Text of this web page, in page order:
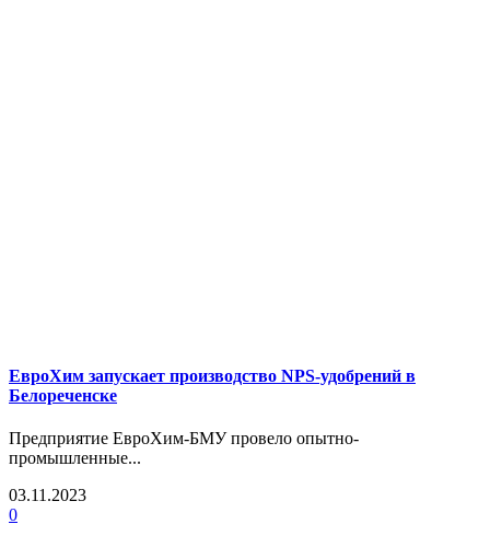
ЕвроХим запускает производство NPS-удобрений в
Белореченске
Предприятие ЕвроХим-БМУ провело опытно-
промышленные...
03.11.2023
0